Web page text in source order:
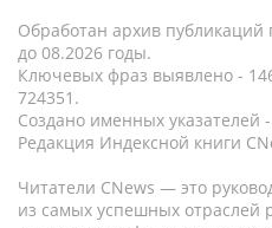
Обработан архив публикаций
до 08.2026 годы.
Ключевых фраз выявлено -
724351.
Создано именных указателей
Редакция Индексной книги
Читатели CNews — это
из самых успешных отраслей